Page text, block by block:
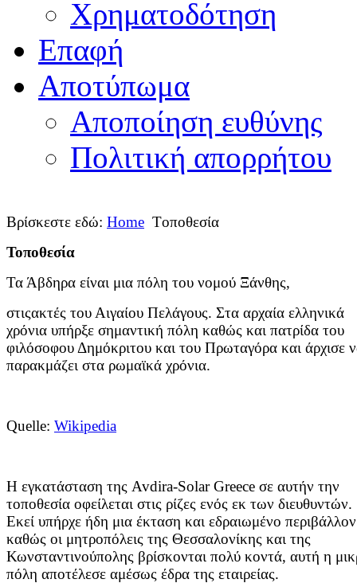
Χρηματοδότηση
Eπαφή
Αποτύπωμα
Αποποίηση ευθύνης
Πολιτική απορρήτου
Βρίσκεστε εδώ: Home Tοποθεσία
Τοποθεσία
Τα Άβδηρα είναι μια πόλη του νομού Ξάνθης,
στιςακτές του Αιγαίου Πελάγους. Στα αρχαία ελληνικά
χρόνια υπήρξε σημαντική πόλη καθώς και πατρίδα του
φιλόσοφου Δημόκριτου και του Πρωταγόρα και άρχισε
παρακμάζει στα ρωμαϊκά χρόνια.
Quelle: Wikipedia
Η εγκατάσταση της Avdira-Solar Greece σε αυτήν την
τοποθεσία οφείλεται στις ρίζες ενός εκ των διευθυντών.
Εκεί υπήρχε ήδη μια έκταση και εδραιωμένο
καθώς οι μητροπόλεις της Θεσσαλονίκης και της
Κωνσταντινούπολης βρίσκονται πολύ κοντά, αυτή η
πόλη αποτέλεσε αμέσως έδρα της εταιρείας.